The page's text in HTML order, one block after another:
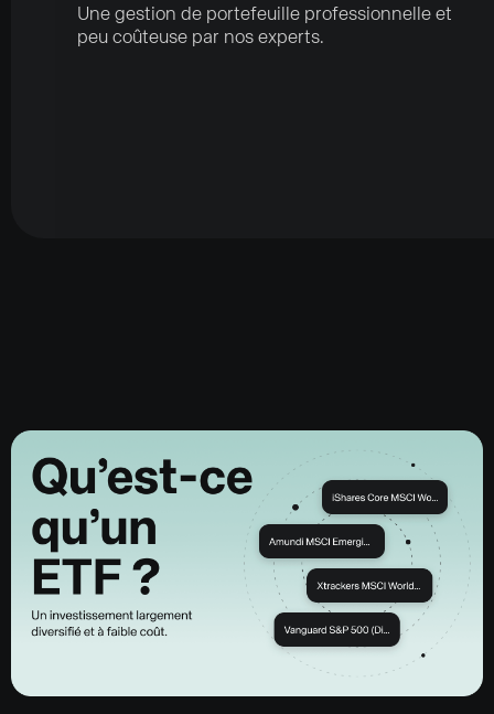
Une gestion de portefeuille professionnelle et
peu coûteuse par nos experts.